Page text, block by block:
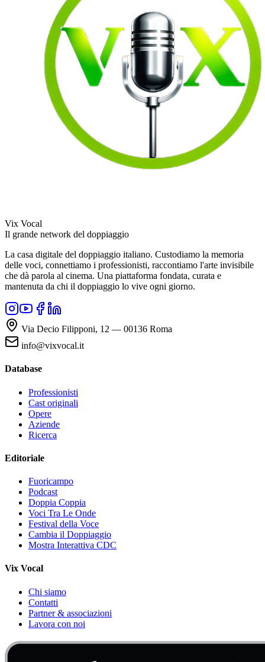
Vix Vocal
Il grande network del doppiaggio
La casa digitale del doppiaggio italiano. Custodiamo la memoria
delle voci, connettiamo i professionisti, raccontiamo l'arte invisibile
che dà parola al cinema. Una piattaforma fondata, curata e
mantenuta da chi il doppiaggio lo vive ogni giorno.
Via Decio Filipponi, 12 — 00136 Roma
info@vixvocal.it
Database
Professionisti
Cast originali
Opere
Aziende
Ricerca
Editoriale
Fuoricampo
Podcast
Doppia Coppia
Voci Tra Le Onde
Festival della Voce
Cambia il Doppiaggio
Mostra Interattiva CDC
Vix Vocal
Chi siamo
Contatti
Partner & associazioni
Lavora con noi